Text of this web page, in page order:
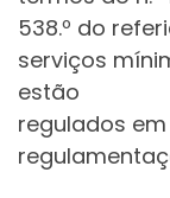
538.º do
serviços
estão
regulados